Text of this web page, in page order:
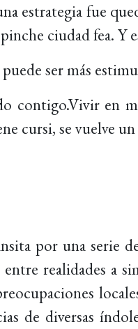
estrategia fue
ciudad fea.
ser más
contigo.Vivir en
cursi, se vuelve
por una serie
realidades a
de diversas